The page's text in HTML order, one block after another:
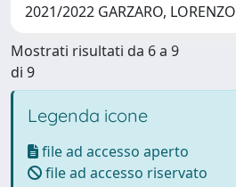
2021/2022 GARZARO, LORENZO
Mostrati risultati da 6 a 9
di 9
Legenda icone
file ad accesso aperto
file ad accesso riservato